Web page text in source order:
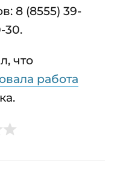
8 (8555) 39-
30.
что
работа